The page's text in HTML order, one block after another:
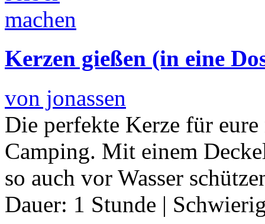
Kerzen gießen (in eine
von jonassen
Die perfekte Kerze für
Camping. Mit einem
so auch vor Wasser
Dauer: 1 Stunde |